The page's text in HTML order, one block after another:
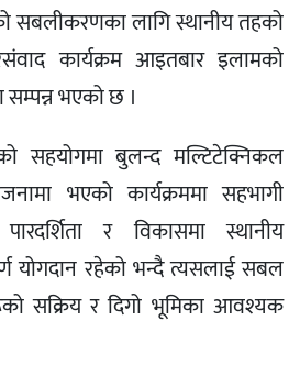
सबलीकरणका लागि स्थानीय तहको
कार्यक्रम आइतबार इलामको
भएको छ ।
सहयोगमा बुलन्द मल्टिटेक्निकल
भएको कार्यक्रममा सहभागी
र विकासमा स्थानीय
योगदान रहेको भन्दै त्यसलाई सबल
सक्रिय र दिगो भूमिका आवश्यक